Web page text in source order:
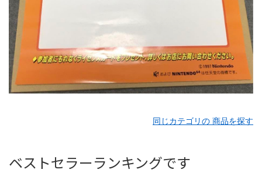
同じカテゴリの 商品を探す
ベストセラーランキングです